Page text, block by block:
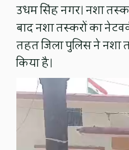
उधम सिंह नगर। नशा
बाद नशा तस्करों का
तहत जिला पुलिस ने नशा
किया है।